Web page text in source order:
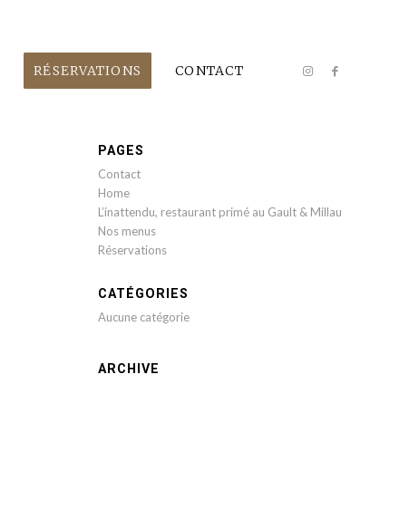
RÉSERVATIONS CONTACT
PAGES
Contact
Home
L’inattendu, restaurant primé au Gault & Millau
Nos menus
Réservations
CATÉGORIES
Aucune catégorie
ARCHIVE